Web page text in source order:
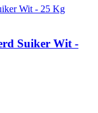
Suiker Wit -